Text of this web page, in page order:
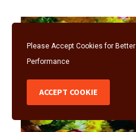
Please Accept Cookies for Better
Performance
ACCEPT COOKIE